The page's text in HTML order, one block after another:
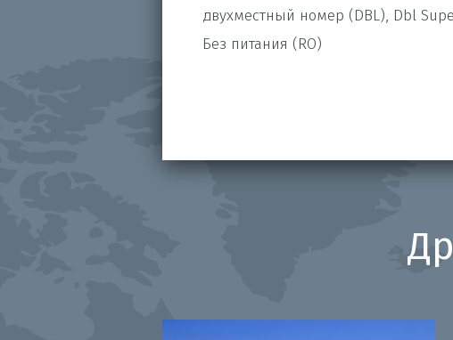
двухместный номер (DBL), Dbl
Без питания (RO)